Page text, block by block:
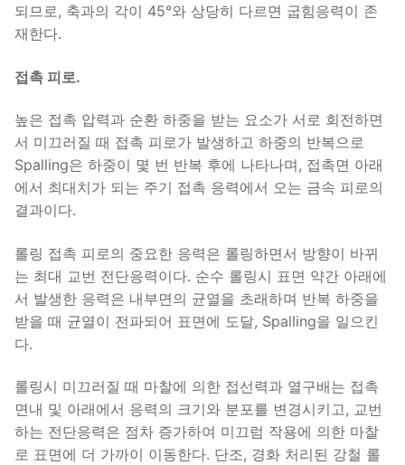
되므로, 축과의 각이 45°와 상당히 다르면 굽힘응력이 존
재한다.
접촉 피로.
높은 접촉 압력과 순환 하중을 받는 요소가 서로 회전하면
서 미끄러질 때 접촉 피로가 발생하고 하중의 반복으로
Spalling은 하중이 몇 번 반복 후에 나타나며, 접촉면 아래
에서 최대치가 되는 주기 접촉 응력에서 오는 금속 피로의
결과이다.
롤링 접촉 피로의 중요한 응력은 롤링하면서 방향이 바뀌
는 최대 교번 전단응력이다. 순수 롤링시 표면 약간 아래에
서 발생한 응력은 내부면의 균열을 초래하며 반복 하중을
받을 때 균열이 전파되어 표면에 도달, Spalling을 일으킨
다.
롤링시 미끄러질 때 마찰에 의한 접선력과 열구배는 접촉
면내 및 아래에서 응력의 크기와 분포를 변경시키고, 교번
하는 전단응력은 점차 증가하여 미끄럼 작용에 의한 마찰
로 표면에 더 가까이 이동한다. 단조, 경화 처리된 강철 롤